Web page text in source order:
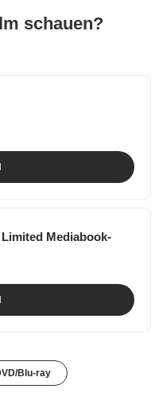
schauen?
Mediabook-
Blu-ray